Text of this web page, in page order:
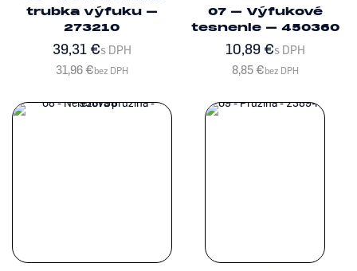
trubka výfuku –
273210
39,31 €s DPH
31,96€bez DPH
07 – Výfukové
tesnenie – 450360
10,89 €s DPH
8,85€bez DPH